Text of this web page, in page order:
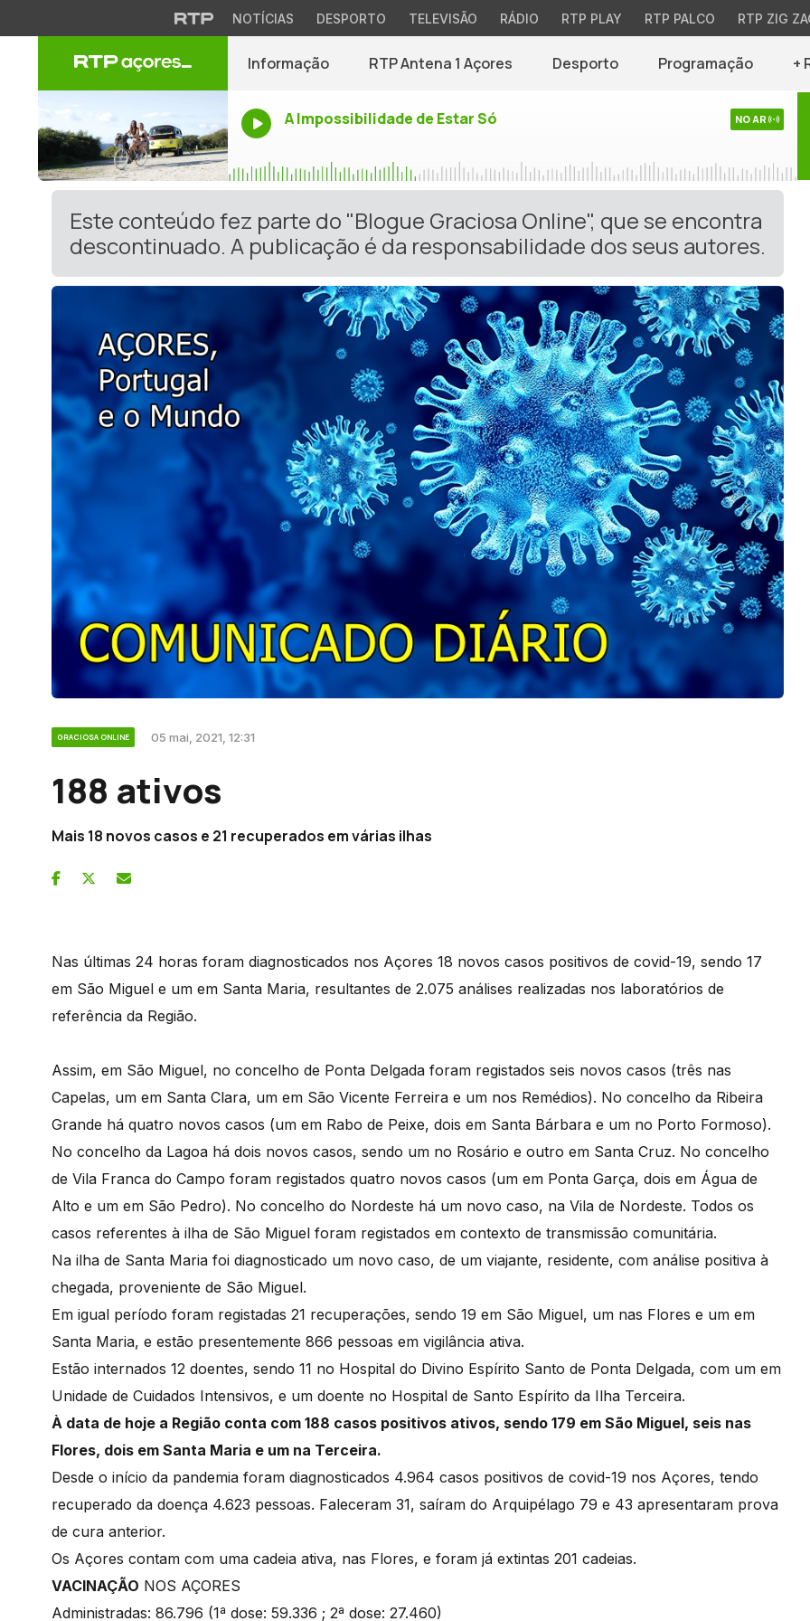
NOTÍCIAS DESPORTO TELEVISÃO RÁDIO RTP PLAY RTP PALCO RTP ZIG
Informação RTP Antena 1 Açores Desporto Programação +
A Impossibilidade de Estar Só NO AR
Este conteúdo fez parte do "Blogue Graciosa Online", que se encontra
descontinuado. A publicação é da responsabilidade dos seus autores.
GRACIOSA ONLINE 05 mai, 2021, 12:31
188 ativos
Mais 18 novos casos e 21 recuperados em várias ilhas
Nas últimas 24 horas foram diagnosticados nos Açores 18 novos casos positivos de covid-19, sendo 17
em São Miguel e um em Santa Maria, resultantes de 2.075 análises realizadas nos laboratórios de
referência da Região.
Assim, em São Miguel, no concelho de Ponta Delgada foram registados seis novos casos (três nas
Capelas, um em Santa Clara, um em São Vicente Ferreira e um nos Remédios). No concelho da Ribeira
Grande há quatro novos casos (um em Rabo de Peixe, dois em Santa Bárbara e um no Porto Formoso).
No concelho da Lagoa há dois novos casos, sendo um no Rosário e outro em Santa Cruz. No concelho
de Vila Franca do Campo foram registados quatro novos casos (um em Ponta Garça, dois em Água de
Alto e um em São Pedro). No concelho do Nordeste há um novo caso, na Vila de Nordeste. Todos os
casos referentes à ilha de São Miguel foram registados em contexto de transmissão comunitária.
Na ilha de Santa Maria foi diagnosticado um novo caso, de um viajante, residente, com análise positiva à
chegada, proveniente de São Miguel.
Em igual período foram registadas 21 recuperações, sendo 19 em São Miguel, um nas Flores e um em
Santa Maria, e estão presentemente 866 pessoas em vigilância ativa.
Estão internados 12 doentes, sendo 11 no Hospital do Divino Espírito Santo de Ponta Delgada, com um em
Unidade de Cuidados Intensivos, e um doente no Hospital de Santo Espírito da Ilha Terceira.
À data de hoje a Região conta com 188 casos positivos ativos, sendo 179 em São Miguel, seis nas
Flores, dois em Santa Maria e um na Terceira.
Desde o início da pandemia foram diagnosticados 4.964 casos positivos de covid-19 nos Açores, tendo
recuperado da doença 4.623 pessoas. Faleceram 31, saíram do Arquipélago 79 e 43 apresentaram prova
de cura anterior.
Os Açores contam com uma cadeia ativa, nas Flores, e foram já extintas 201 cadeias.
VACINAÇÃO NOS AÇORES
Administradas: 86.796 (1ª dose: 59.336 ; 2ª dose: 27.460)